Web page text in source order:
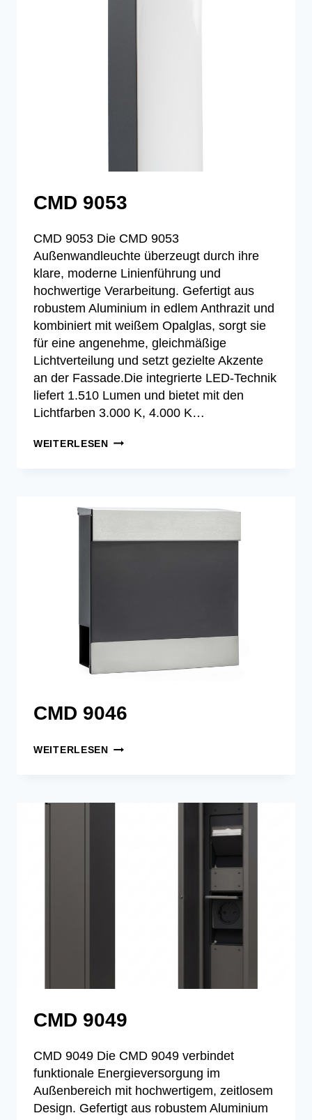
CMD 9053
CMD 9053 Die CMD 9053
Außenwandleuchte überzeugt durch ihre
klare, moderne Linienführung und
hochwertige Verarbeitung. Gefertigt aus
robustem Aluminium in edlem Anthrazit und
kombiniert mit weißem Opalglas, sorgt sie
für eine angenehme, gleichmäßige
Lichtverteilung und setzt gezielte Akzente
an der Fassade.Die integrierte LED-Technik
liefert 1.510 Lumen und bietet mit den
Lichtfarben 3.000 K, 4.000 K…
WEITERLESENCMD
CMD 9046
WEITERLESENCMD
CMD 9049
CMD 9049 Die CMD 9049 verbindet
funktionale Energieversorgung im
Außenbereich mit hochwertigem, zeitlosem
Design. Gefertigt aus robustem Aluminium